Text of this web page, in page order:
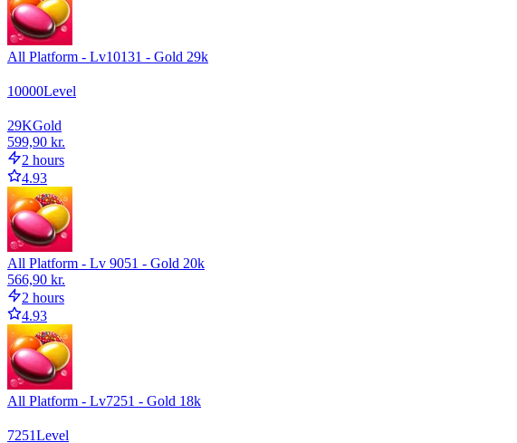
All Platform - Lv10131 - Gold 29k
10000Level
29KGold
599,90 kr.
2 hours
4.93
All Platform - Lv 9051 - Gold 20k
566,90 kr.
2 hours
4.93
All Platform - Lv7251 - Gold 18k
7251Level